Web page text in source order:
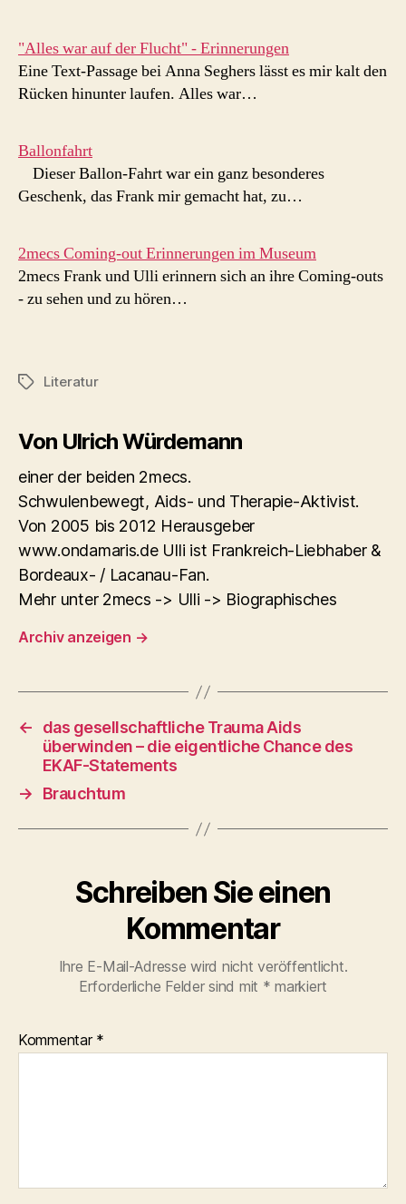
"Alles war auf der Flucht" - Erinnerungen
Eine Text-Passage bei Anna Seghers lässt es mir kalt den
Rücken hinunter laufen. Alles war…
Ballonfahrt
Dieser Ballon-Fahrt war ein ganz besonderes
Geschenk, das Frank mir gemacht hat, zu…
2mecs Coming-out Erinnerungen im Museum
2mecs Frank und Ulli erinnern sich an ihre Coming-outs
- zu sehen und zu hören…
Schlagwörter
Literatur
Von Ulrich Würdemann
einer der beiden 2mecs.
Schwulenbewegt, Aids- und Therapie-Aktivist.
Von 2005 bis 2012 Herausgeber
www.ondamaris.de Ulli ist Frankreich-Liebhaber &
Bordeaux- / Lacanau-Fan.
Mehr unter 2mecs -> Ulli -> Biographisches
Archiv anzeigen →
←
das gesellschaftliche Trauma Aids
überwinden – die eigentliche Chance des
EKAF-Statements
→
Brauchtum
Schreiben Sie einen
Kommentar
Ihre E-Mail-Adresse wird nicht veröffentlicht.
Erforderliche Felder sind mit * markiert
Kommentar *